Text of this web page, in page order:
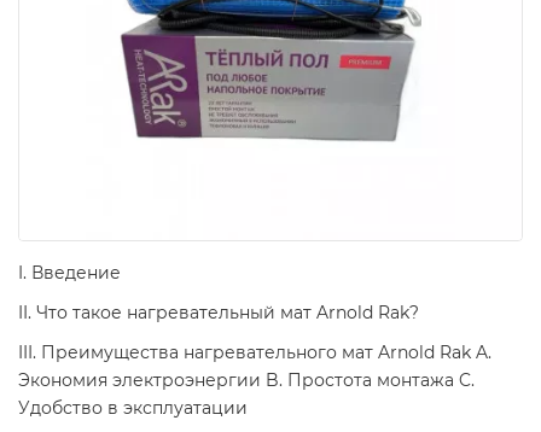
I. Введение
II. Что такое нагревательный мат Arnold Rak?
III. Преимущества нагревательного мат Arnold Rak A.
Экономия электроэнергии B. Простота монтажа C.
Удобство в эксплуатации